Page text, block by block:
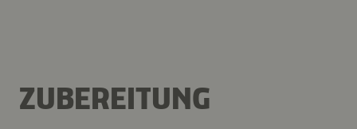
ZUBEREITUNG